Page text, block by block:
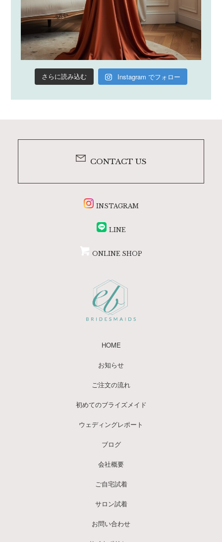
さらに読み込む Instagram でフォロー
CONTACT US
INSTAGRAM
LINE
ONLINE SHOP
HOME
お知らせ
ご注文の流れ
初めてのブライズメイド
ウェディングレポート
ブログ
会社概要
ご自宅試着
サロン試着
お問い合わせ